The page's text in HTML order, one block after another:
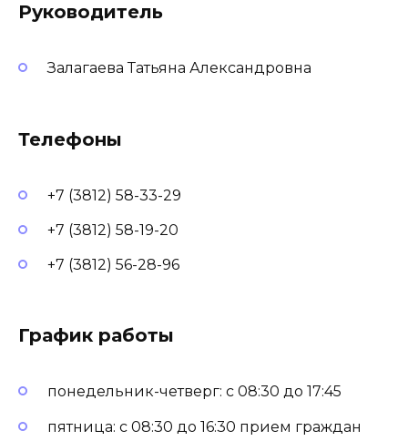
Руководитель
Залагаева Татьяна Александровна
Телефоны
+7 (3812) 58-33-29
+7 (3812) 58-19-20
+7 (3812) 56-28-96
График работы
понедельник-четверг: с 08:30 до 17:45
пятница: с 08:30 до 16:30 прием граждан